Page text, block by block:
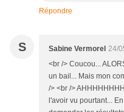
Répondre
S Sabine Vermorel 24/
<br /> Coucou...
un bail... Mais mon
/> <br />
l'avoir vu pourtant...